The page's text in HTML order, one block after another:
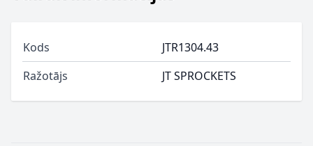
Kods
JTR1304.43
Ražotājs
JT SPROCKETS